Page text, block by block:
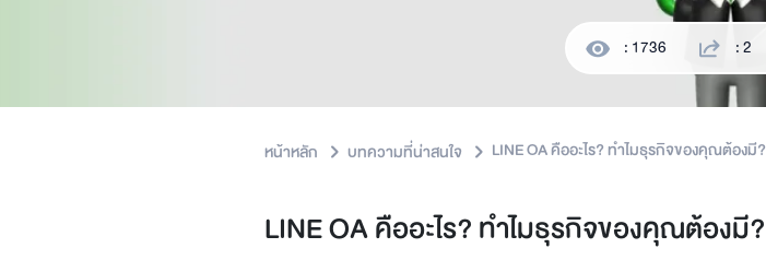
: 1736 : 2
หน้าหลัก บทความที่น่าสนใจ LINE OA คืออะไร? ทำไมธุรกิจของคุณต้องมี?
LINE OA คืออะไร? ทำไมธุรกิจของคุณต้องมี?